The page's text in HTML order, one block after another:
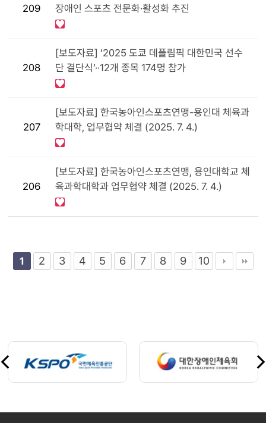
209
장애인 스포츠 전문화·활성화 추진
208
[보도자료] ‘2025 도쿄 데플림픽 대한민국 선수
단 결단식’··12개 종목 174명 참가
207
[보도자료] 한국농아인스포츠연맹-용인대 체육과
학대학, 업무협약 체결 (2025. 7. 4.)
206
[보도자료] 한국농아인스포츠연맹, 용인대학교 체
육과학대학과 업무협약 체결 (2025. 7. 4.)
1 2 3 4 5 6 7 8 9 10